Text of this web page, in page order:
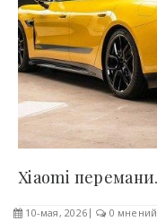
10-мая, 2026 0 мнений